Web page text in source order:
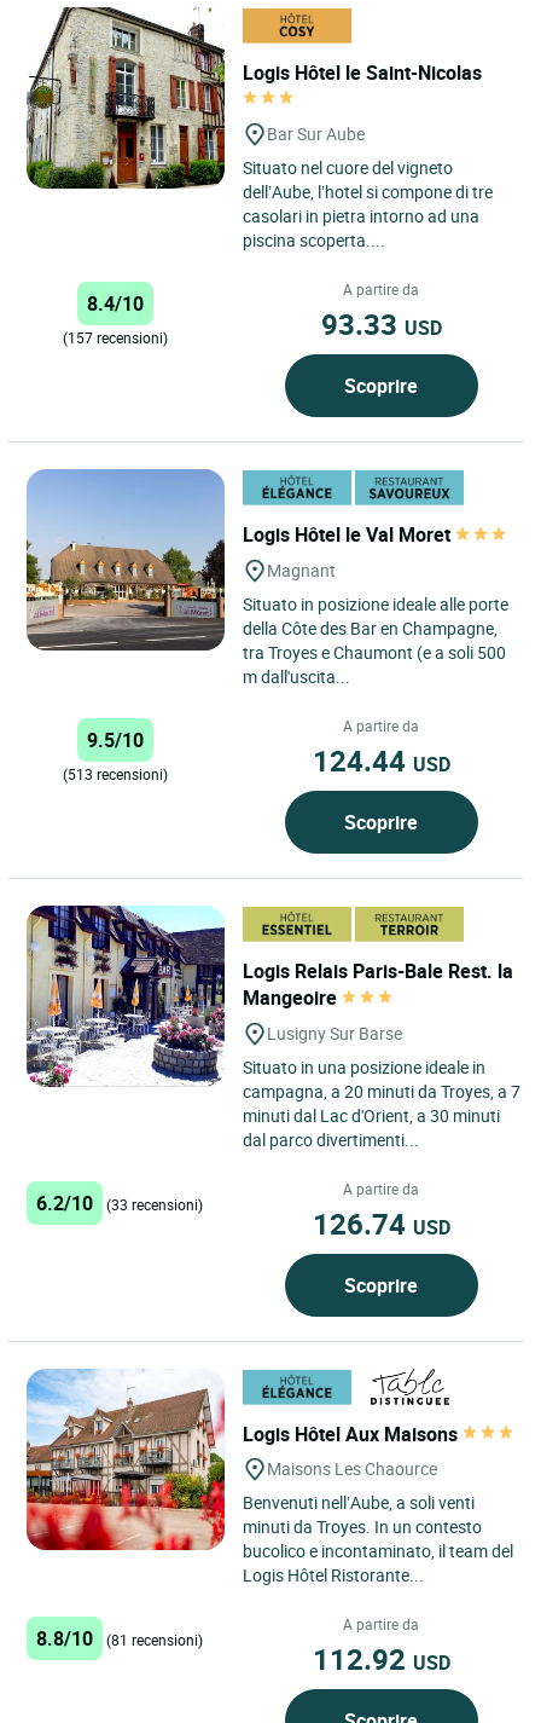
Logis Hôtel le Saint-Nicolas
Bar Sur Aube
Situato nel cuore del vigneto
dell’Aube, l’hotel si compone di tre
casolari in pietra intorno ad una
piscina scoperta....
8.4/10
(157 recensioni)
A partire da
93.33 USD
Scoprire
Logis Hôtel le Val Moret
Magnant
Situato in posizione ideale alle porte
della Côte des Bar en Champagne,
tra Troyes e Chaumont (e a soli 500
m dall'uscita...
9.5/10
(513 recensioni)
A partire da
124.44 USD
Scoprire
Logis Relais Paris-Bale Rest. la
Mangeoire
Lusigny Sur Barse
Situato in una posizione ideale in
campagna, a 20 minuti da Troyes, a 7
minuti dal Lac d'Orient, a 30 minuti
dal parco divertimenti...
6.2/10 (33 recensioni)
A partire da
126.74 USD
Scoprire
Logis Hôtel Aux Maisons
Maisons Les Chaource
Benvenuti nell’Aube, a soli venti
minuti da Troyes. In un contesto
bucolico e incontaminato, il team del
Logis Hôtel Ristorante...
8.8/10 (81 recensioni)
A partire da
112.92 USD